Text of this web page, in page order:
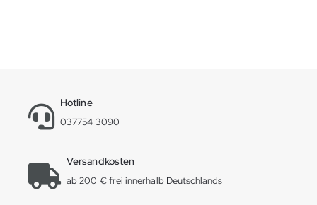
Hotline
037754 3090
Versandkosten
ab 200 € frei innerhalb Deutschlands